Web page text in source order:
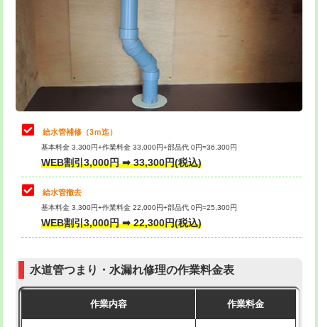
排水管工事（土の掘削・埋め戻し作
11,000円~
排水管工事（排水管工事/3ｍまで） 55,000円
排水管工事（追加 排水管工事/3ｍ超
マス交換（土の掘削・埋め戻し作業）
マス交換（深さ50㎝未満）
マス交換（深さ50㎝以上）
コンクリート斫り（厚さ10㎝まで）
モルタル補修（厚さ10㎝超え） 38,500円
33,000円
8,800円
止水・漏水調査・防水処理・清掃・修
理・調整・分解・加工など（軽作業）
11,000円
止水・漏水調査・防水処理・清掃・修
理・調整・分解・加工など（中作業）
止水・漏水調査・防水処理・清掃・修
理・調整・分解・加工など（重作業）
33,000円
その他部品の脱着
交換・取付（タンク）
式）)
式・ワンホール）)
給水管補修（3ｍ迄）
基本料金 3,300円+作業料金 33,000円+部品代 0円=36,300円
WEB割引3,000円 ➡ 33,300円(税込)
給水管撤去
基本料金 3,300円+作業料金 22,000円+部品代 0円=25,300円
WEB割引3,000円 ➡ 22,300円(税込)
水道管つまり・水漏れ修理の作業料金表
作業内容 作業料金